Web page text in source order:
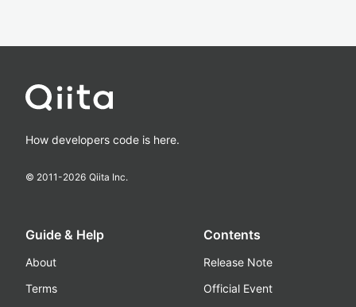
How developers code is here.
© 2011-2026 Qiita Inc.
Guide & Help
About
Terms
Contents
Release Note
Official Event